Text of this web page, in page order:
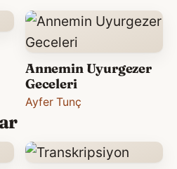
Annemin Uyurgezer
Geceleri
Ayfer Tunç